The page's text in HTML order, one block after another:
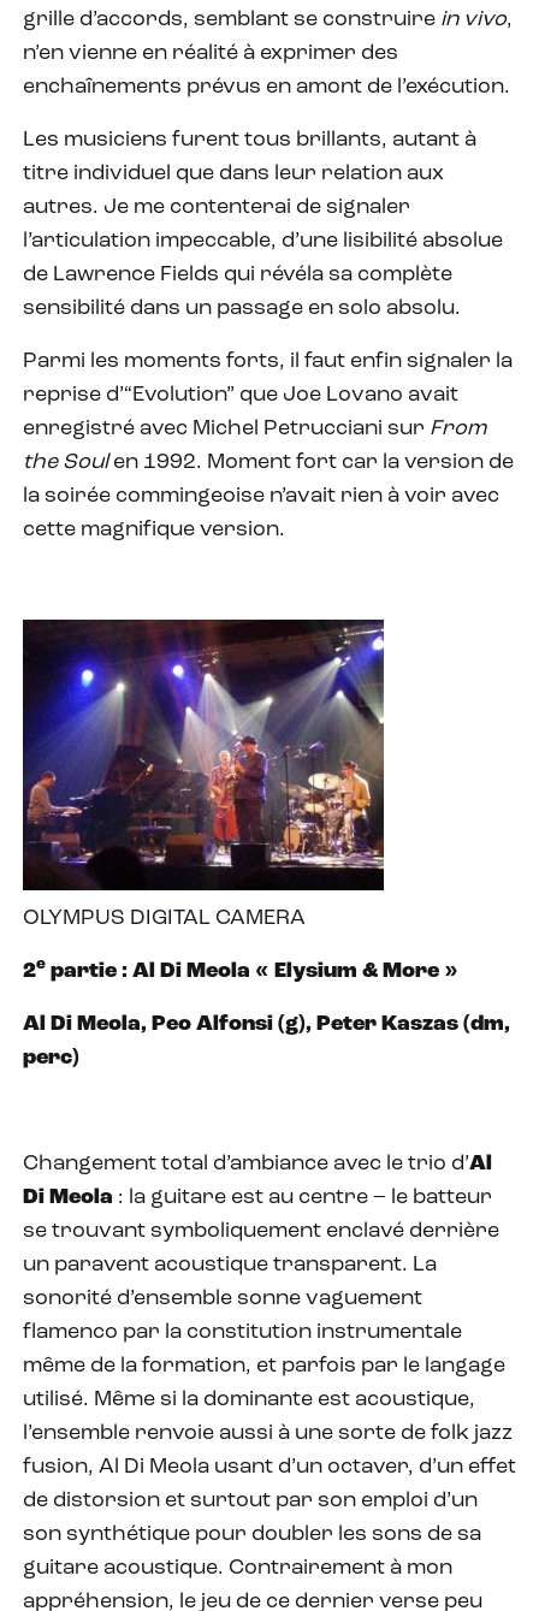
grille d’accords, semblant se construire in vivo,
n’en vienne en réalité à exprimer des
enchaînements prévus en amont de l’exécution.
Les musiciens furent tous brillants, autant à
titre individuel que dans leur relation aux
autres. Je me contenterai de signaler
l’articulation impeccable, d’une lisibilité absolue
de Lawrence Fields qui révéla sa complète
sensibilité dans un passage en solo absolu.
Parmi les moments forts, il faut enfin signaler la
reprise d’“Evolution” que Joe Lovano avait
enregistré avec Michel Petrucciani sur From
the Soulen 1992. Moment fort car la version de
la soirée commingeoise n’avait rien à voir avec
cette magnifique version.
OLYMPUS DIGITAL CAMERA
2e partie : Al Di Meola « Elysium & More »
Al Di Meola, Peo Alfonsi (g), Peter Kaszas (dm,
perc)
Changement total d’ambiance avec le trio d’Al
Di Meola : la guitare est au centre – le batteur
se trouvant symboliquement enclavé derrière
un paravent acoustique transparent. La
sonorité d’ensemble sonne vaguement
flamenco par la constitution instrumentale
même de la formation, et parfois par le langage
utilisé. Même si la dominante est acoustique,
l’ensemble renvoie aussi à une sorte de folk jazz
fusion, Al Di Meola usant d’un octaver, d’un effet
de distorsion et surtout par son emploi d’un
son synthétique pour doubler les sons de sa
guitare acoustique. Contrairement à mon
appréhension, le jeu de ce dernier verse peu